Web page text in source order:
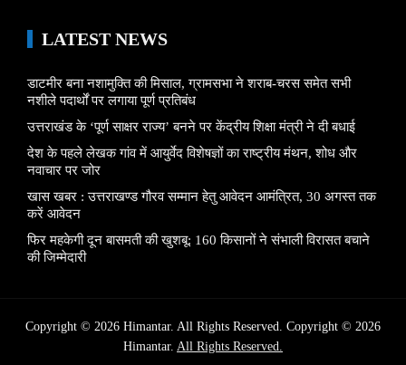
LATEST NEWS
डाटमीर बना नशामुक्ति की मिसाल, ग्रामसभा ने शराब-चरस समेत सभी
नशीले पदार्थों पर लगाया पूर्ण प्रतिबंध
उत्तराखंड के ‘पूर्ण साक्षर राज्य’ बनने पर केंद्रीय शिक्षा मंत्री ने दी बधाई
देश के पहले लेखक गांव में आयुर्वेद विशेषज्ञों का राष्ट्रीय मंथन, शोध और
नवाचार पर जोर
खास खबर : उत्तराखण्ड गौरव सम्मान हेतु आवेदन आमंत्रित, 30 अगस्त तक
करें आवेदन
फिर महकेगी दून बासमती की खुशबू: 160 किसानों ने संभाली विरासत बचाने
की जिम्मेदारी
Copyright © 2026 Himantar. All Rights Reserved. Copyright © 2026
Himantar. All Rights Reserved.